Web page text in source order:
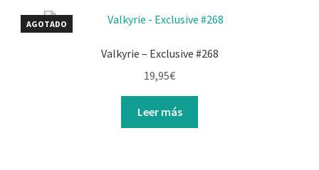
AGOTADO
Valkyrie – Exclusive #268
19,95€
Leer más